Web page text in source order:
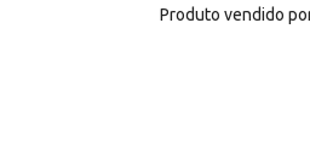
Produto vendido